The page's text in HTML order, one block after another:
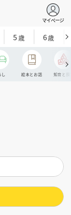
マイページ
5歳 6歳
し 絵本とお話 知育と探